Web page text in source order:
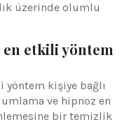
üzerinde olumlu
etkili yöntem
kişiye bağlı
ve hipnoz en
bir temizlik